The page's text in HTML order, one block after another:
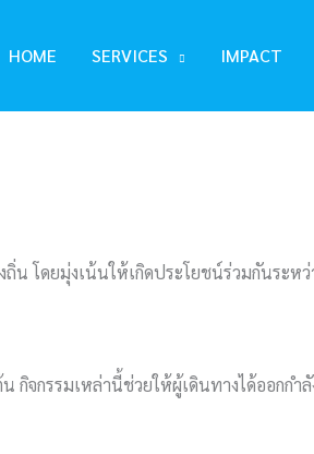
HOME SERVICES IMPACT
โดยมุ่งเน้นให้เกิดประโยชน์ร่วมกันระห
จกรรมเหล่านี้ช่วยให้ผู้เดินทางได้ออกก